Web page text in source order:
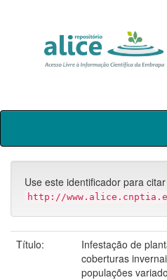
Skip
Use este identificador para
http://
Título:
Infestação de
coberturas
populações